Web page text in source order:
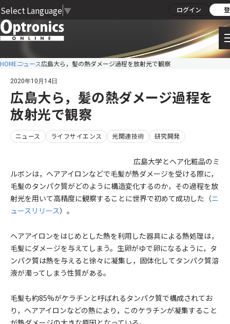
Select Language ▼ ログイン
HOMEニュース広島大ら，髪の熱ダメージ過程を放射光で観察
2020年10月14日
広島大ら，髪の熱ダメージ過程を
放射光で観察
ニュース ライフサイエンス 光関連技術 研究開発
広島大学とヘア化粧品のミ
ルボンは，ヘアアイロンなどで毛髪が熱ダメージを受ける際に，
毛髪のタンパク質がどのように構造変化するのか，その過程を放
射光を用いて高精度に観察することに世界で初めて成功した（ニ
ュースリリース）。
ヘアアイロンをはじめとした熱を利用した器具による熱処理は，
毛髪にダメージを与えてしまう。生卵がゆで卵になるように，タ
ンパク質は熱を与えると徐々に凝集し，固体化してタンパク質溶
液が濁ってしまう性質がある。
毛髪も約85%がケラチンと呼ばれるタンパク質で構成されてお
り，ヘアアイロンなどの熱により，このケラチンが凝集すること